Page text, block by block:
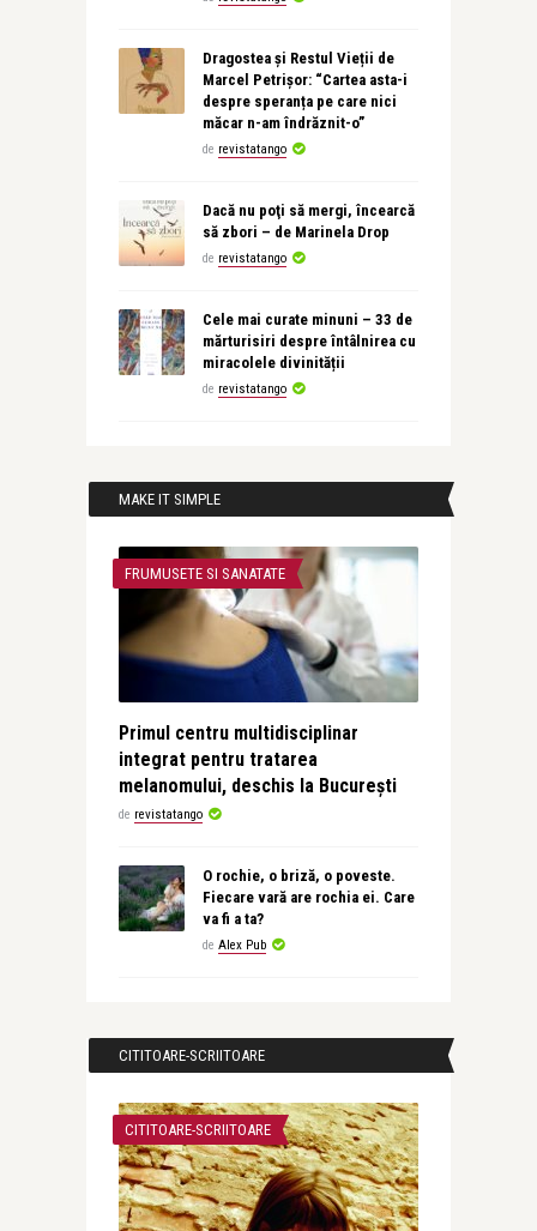
Dragostea și Restul Vieții de
Marcel Petrișor: “Cartea asta-i
despre speranța pe care nici
măcar n-am îndrăznit-o”
de revistatango
Dacă nu poţi să mergi, încearcă
să zbori – de Marinela Drop
de revistatango
Cele mai curate minuni – 33 de
mărturisiri despre întâlnirea cu
miracolele divinității
de revistatango
MAKE IT SIMPLE
FRUMUSETE SI SANATATE
Primul centru multidisciplinar
integrat pentru tratarea
melanomului, deschis la București
de revistatango
O rochie, o briză, o poveste.
Fiecare vară are rochia ei. Care
va fi a ta?
de Alex Pub
CITITOARE-SCRIITOARE
CITITOARE-SCRIITOARE